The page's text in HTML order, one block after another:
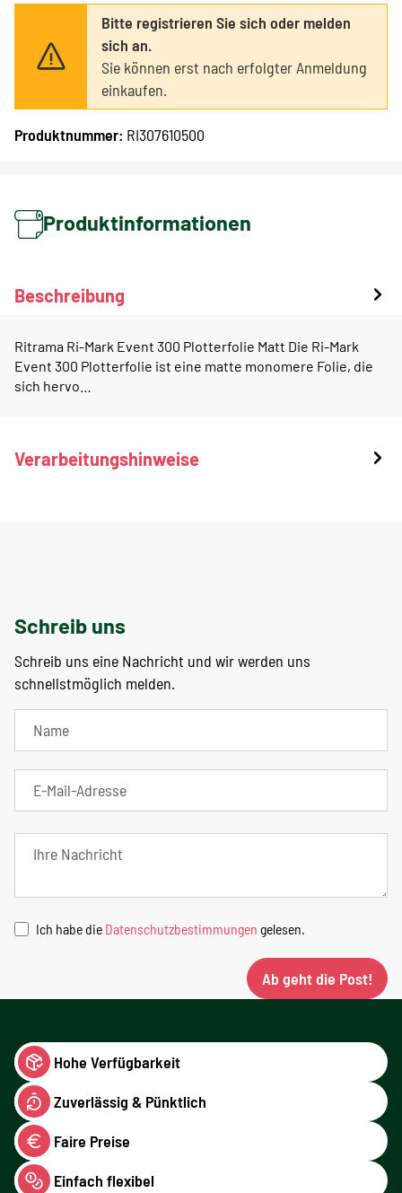
Bitte registrieren Sie sich oder melden
sich an.
Sie können erst nach erfolgter Anmeldung
einkaufen.
Produktnummer: RI307610500
Produktinformationen
Beschreibung
Ritrama Ri-Mark Event 300 Plotterfolie Matt Die Ri-Mark
Event 300 Plotterfolie ist eine matte monomere Folie, die
sich hervo…
Verarbeitungshinweise
Schreib uns
Schreib uns eine Nachricht und wir werden uns
schnellstmöglich melden.
Ich habe die Datenschutzbestimmungen gelesen.
Ab geht die Post!
Hohe Verfügbarkeit
Zuverlässig & Pünktlich
Faire Preise
Einfach flexibel